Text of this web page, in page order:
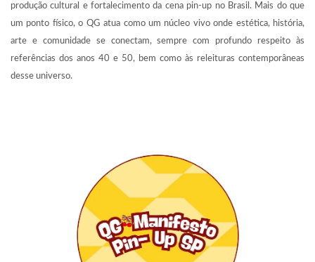
produção cultural e fortalecimento da cena pin-up no Brasil. Mais do que
um ponto físico, o QG atua como um núcleo vivo onde estética, história,
arte e comunidade se conectam, sempre com profundo respeito às
referências dos anos 40 e 50, bem como às releituras contemporâneas
desse universo.